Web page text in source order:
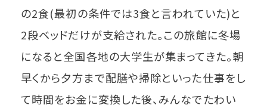
の2食(最初の条件では3食と言われていた)と
2段ベッドだけが支給された。この旅館に冬場
になると全国各地の大学生が集まってきた。朝
早くから夕方まで配膳や掃除といった仕事をし
て時間をお金に変換した後、みんなでたわい